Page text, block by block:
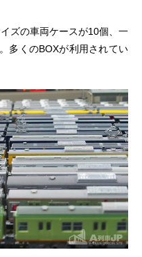
ズの車両ケースが10個、一
多くのBOXが利用されてい